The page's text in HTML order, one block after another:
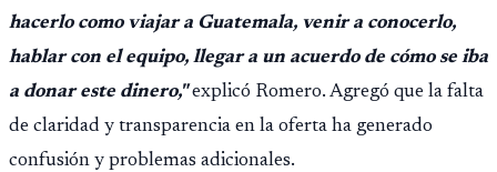
hacerlo como viajar a Guatemala, venir a conocerlo,
hablar con el equipo, llegar a un acuerdo de cómo se iba
a donar este dinero,"explicó Romero. Agregó que la falta
de claridad y transparencia en la oferta ha generado
confusión y problemas adicionales.